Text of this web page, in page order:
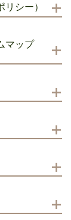
シー）
マップ